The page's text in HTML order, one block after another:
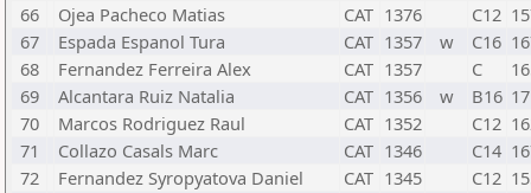
66
Ojea Pacheco Matias CAT 1376 C12
67
Espada Espanol Tura CAT 1357 w C16
68
Fernandez Ferreira Alex CAT 1357 C
69
Alcantara Ruiz Natalia CAT 1356 w B16
70
Marcos Rodriguez Raul CAT 1352 C12
71
Collazo Casals Marc CAT 1346 C14
72
Fernandez Syropyatova Daniel CAT 1345 C12